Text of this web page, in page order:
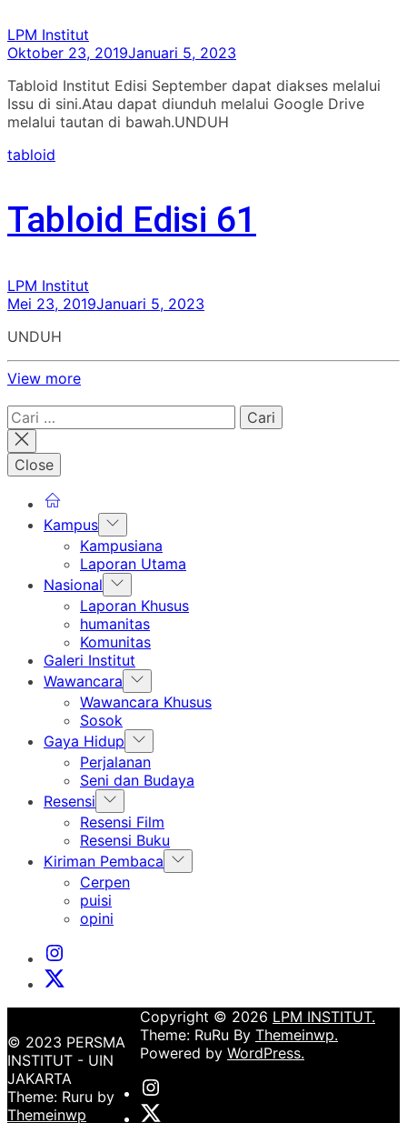
LPM Institut
Oktober 23, 2019Januari 5, 2023
Tabloid Institut Edisi September dapat diakses melalui
Issu di sini.Atau dapat diunduh melalui Google Drive
melalui tautan di bawah.UNDUH
tabloid
Tabloid Edisi 61
LPM Institut
Mei 23, 2019Januari 5, 2023
UNDUH
View more
Cari
untuk:
Close
Kampus Show
sub
menu
Kampusiana
Laporan Utama
Nasional Show
sub
menu
Laporan Khusus
humanitas
Komunitas
Galeri Institut
Wawancara Show
sub
Wawancara Khusus
Sosok
Gaya Hidup Show
sub
menu
Perjalanan
Seni dan Budaya
Resensi Show
sub
menu
Resensi Film
Resensi Buku
Kiriman Pembaca Show
sub
Cerpen
puisi
opini
Instagram
Institut
X
© 2023 PERSMA
INSTITUT - UIN
JAKARTA
Theme: Ruru by
Themeinwp
Copyright © 2026 LPM INSTITUT.
Theme: RuRu By Themeinwp.
Powered by WordPress.
Instagram
Institut
X